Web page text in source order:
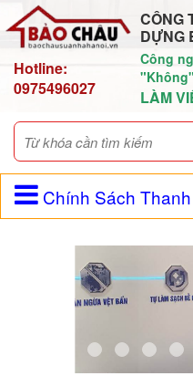
Hotline:
0975496027
CÔNG
DỰNG
Công
LÀM
Chính Sách